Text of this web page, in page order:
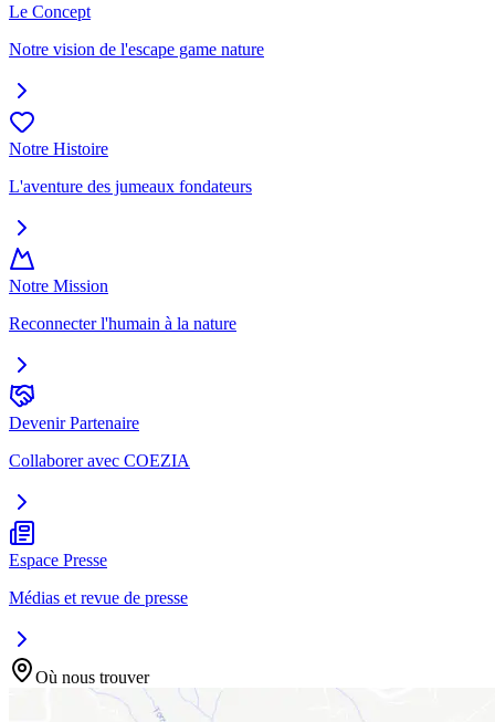
Le Concept
Notre vision de l'escape game nature
Notre Histoire
L'aventure des jumeaux fondateurs
Notre Mission
Reconnecter l'humain à la nature
Devenir Partenaire
Collaborer avec COEZIA
Espace Presse
Médias et revue de presse
Où nous trouver